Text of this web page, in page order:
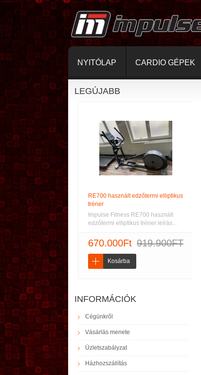
NYITÓLAP CARDIO GÉPEK
LEGÚJABB
RE700 használt edzőtermi elliptikus
tréner
Impulse Fitness RE700 használt
edzőtermi elliptikus tréner leírás...
670.000Ft 919.900FT
Kosárba
INFORMÁCIÓK
Cégünkről
Vásárlás menete
Üzletszabályzat
Házhozszállítás